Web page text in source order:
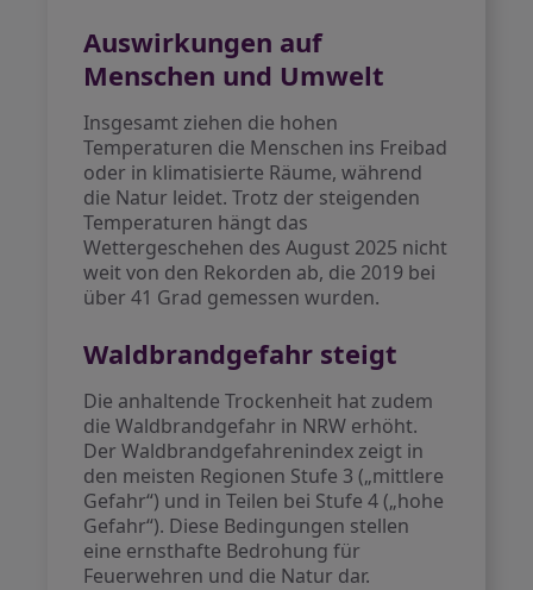
Auswirkungen auf
Menschen und Umwelt
Insgesamt ziehen die hohen
Temperaturen die Menschen ins Freibad
oder in klimatisierte Räume, während
die Natur leidet. Trotz der steigenden
Temperaturen hängt das
Wettergeschehen des August 2025 nicht
weit von den Rekorden ab, die 2019 bei
über 41 Grad gemessen wurden.
Waldbrandgefahr steigt
Die anhaltende Trockenheit hat zudem
die Waldbrandgefahr in NRW erhöht.
Der Waldbrandgefahrenindex zeigt in
den meisten Regionen Stufe 3 („mittlere
Gefahr“) und in Teilen bei Stufe 4 („hohe
Gefahr“). Diese Bedingungen stellen
eine ernsthafte Bedrohung für
Feuerwehren und die Natur dar.